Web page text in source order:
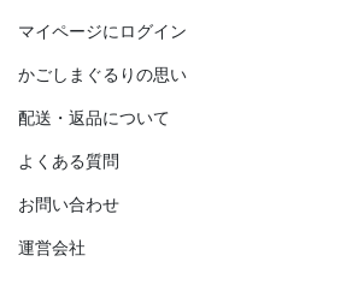
マイページにログイン
かごしまぐるりの思い
配送・返品について
よくある質問
お問い合わせ
運営会社